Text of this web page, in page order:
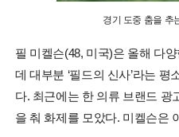
경기 도중 춤을 추
필 미켈슨(48, 미국)은 올해 다
데 대부분 ‘필드의 신사’라는
다. 최근에는 한 의류 브랜드 광
을 춰 화제를 모았다. 미켈슨은